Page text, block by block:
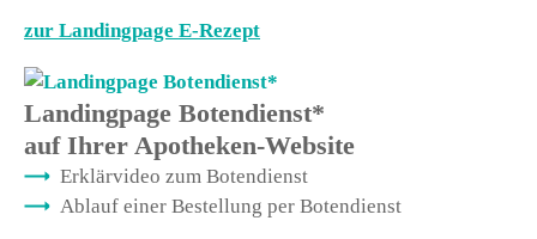
zur Landingpage E-Rezept
Landingpage Botendienst*
auf Ihrer Apotheken-Website
Erklärvideo zum Botendienst
Ablauf einer Bestellung per Botendienst